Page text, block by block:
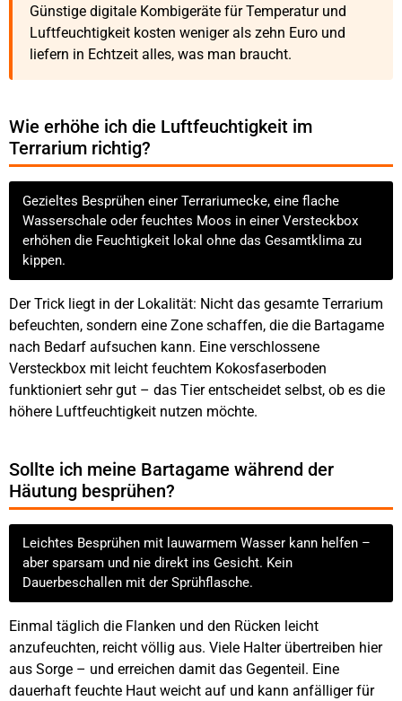
Günstige digitale Kombigeräte für Temperatur und
Luftfeuchtigkeit kosten weniger als zehn Euro und
liefern in Echtzeit alles, was man braucht.
Wie erhöhe ich die Luftfeuchtigkeit im
Terrarium richtig?
Gezieltes Besprühen einer Terrariumecke, eine flache
Wasserschale oder feuchtes Moos in einer Versteckbox
erhöhen die Feuchtigkeit lokal ohne das Gesamtklima zu
kippen.
Der Trick liegt in der Lokalität: Nicht das gesamte Terrarium
befeuchten, sondern eine Zone schaffen, die die Bartagame
nach Bedarf aufsuchen kann. Eine verschlossene
Versteckbox mit leicht feuchtem Kokosfaserboden
funktioniert sehr gut – das Tier entscheidet selbst, ob es die
höhere Luftfeuchtigkeit nutzen möchte.
Sollte ich meine Bartagame während der
Häutung besprühen?
Leichtes Besprühen mit lauwarmem Wasser kann helfen –
aber sparsam und nie direkt ins Gesicht. Kein
Dauerbeschallen mit der Sprühflasche.
Einmal täglich die Flanken und den Rücken leicht
anzufeuchten, reicht völlig aus. Viele Halter übertreiben hier
aus Sorge – und erreichen damit das Gegenteil. Eine
dauerhaft feuchte Haut weicht auf und kann anfälliger für